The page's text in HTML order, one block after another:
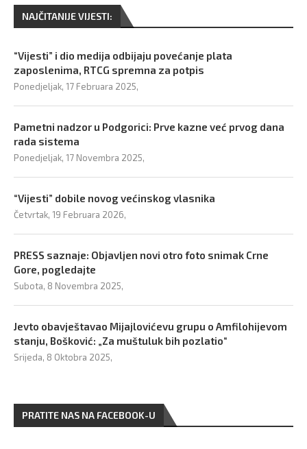
NAJČITANIJE VIJESTI:
“Vijesti” i dio medija odbijaju povećanje plata
zaposlenima, RTCG spremna za potpis
Ponedjeljak, 17 Februara 2025,
Pametni nadzor u Podgorici: Prve kazne već prvog dana
rada sistema
Ponedjeljak, 17 Novembra 2025,
“Vijesti” dobile novog većinskog vlasnika
Četvrtak, 19 Februara 2026,
PRESS saznaje: Objavljen novi otro foto snimak Crne
Gore, pogledajte
Subota, 8 Novembra 2025,
Jevto obavještavao Mijajlovićevu grupu o Amfilohijevom
stanju, Bošković: „Za muštuluk bih pozlatio“
Srijeda, 8 Oktobra 2025,
PRATITE NAS NA FACEBOOK-U